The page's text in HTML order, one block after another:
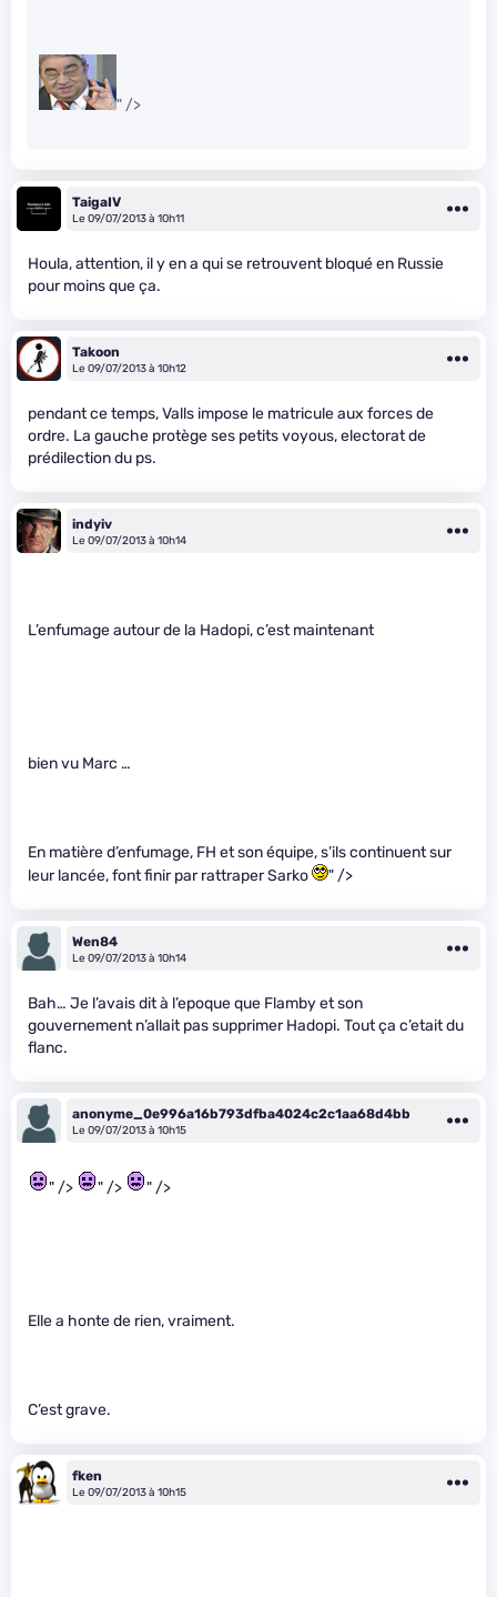
" />
TaigaIV
Le 09/07/2013 à 10h11
Houla, attention, il y en a qui se retrouvent bloqué en Russie
pour moins que ça.
Takoon
Le 09/07/2013 à 10h12
pendant ce temps, Valls impose le matricule aux forces de
ordre. La gauche protège ses petits voyous, electorat de
prédilection du ps.
indyiv
Le 09/07/2013 à 10h14
L’enfumage autour de la Hadopi, c’est maintenant
bien vu Marc …
En matière d’enfumage, FH et son équipe, s’ils continuent sur
leur lancée, font finir par rattraper Sarko
" />
Wen84
Le 09/07/2013 à 10h14
Bah… Je l’avais dit à l’epoque que Flamby et son
gouvernement n’allait pas supprimer Hadopi. Tout ça c’etait du
flanc.
anonyme_0e996a16b793dfba4024c2c1aa68d4bb
Le 09/07/2013 à 10h15
" /> " /> " />
Elle a honte de rien, vraiment.
C’est grave.
fken
Le 09/07/2013 à 10h15